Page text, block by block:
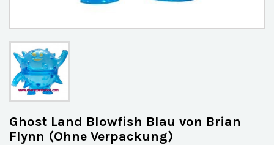
Ghost Land Blowfish Blau von Brian
Flynn (Ohne Verpackung)